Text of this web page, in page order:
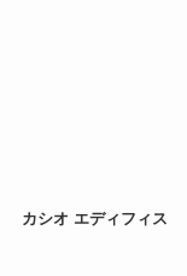
カシオ エディフィス